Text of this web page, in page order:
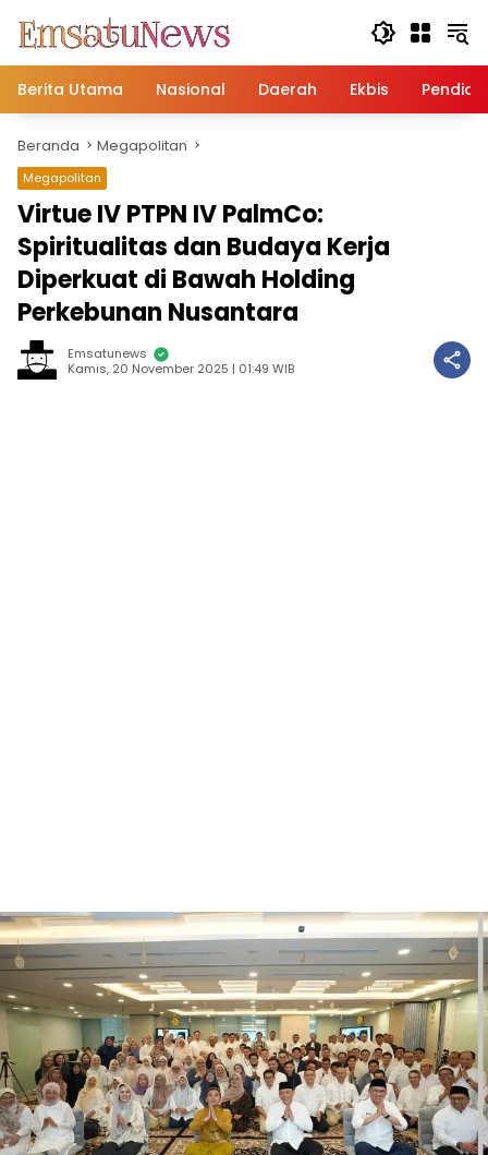
konten
Berita Utama
Nasional Daerah Ekbis
Beranda Megapolitan
Megapolitan
Virtue IV PTPN IV PalmCo:
Spiritualitas dan Budaya Kerja
Diperkuat di Bawah Holding
Perkebunan Nusantara
Emsatunews
Kamis, 20 November 2025 | 01:49 WIB